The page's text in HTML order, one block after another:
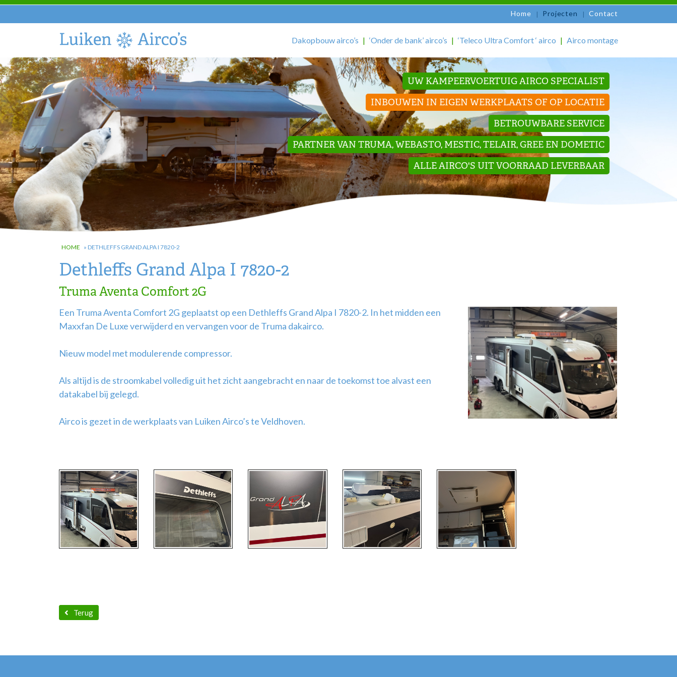
Home Projecten Contact
Dakopbouw airco’s ‘Onder de bank’ airco’s ‘Teleco Ultra Comfort ‘ airco Airco montage
UW KAMPEERVOERTUIG AIRCO SPECIALIST
INBOUWEN IN EIGEN WERKPLAATS OF OP LOCATIE
BETROUWBARE SERVICE
PARTNER VAN TRUMA, WEBASTO, MESTIC, TELAIR, GREE EN DOMETIC
ALLE AIRCO'S UIT VOORRAAD LEVERBAAR
HOME » DETHLEFFS GRAND ALPA I 7820-2
Dethleffs Grand Alpa I 7820-2
Truma Aventa Comfort 2G
Een Truma Aventa Comfort 2G geplaatst op een Dethleffs Grand Alpa I 7820-2. In het midden een
Maxxfan De Luxe verwijderd en vervangen voor de Truma dakairco.
Nieuw model met modulerende compressor.
Als altijd is de stroomkabel volledig uit het zicht aangebracht en naar de toekomst toe alvast een
datakabel bij gelegd.
Airco is gezet in de werkplaats van Luiken Airco’s te Veldhoven.
Terug